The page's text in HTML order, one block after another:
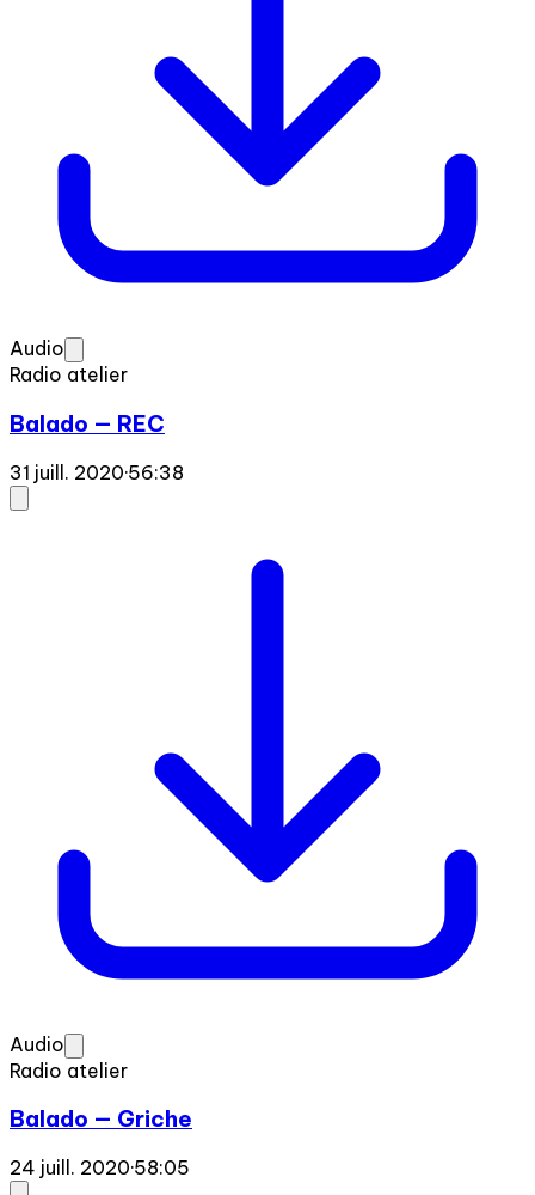
Audio
Radio atelier
Balado — REC
31 juill. 2020·56:38
Audio
Radio atelier
Balado — Griche
24 juill. 2020·58:05